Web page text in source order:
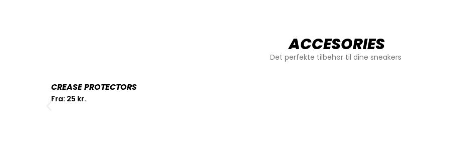
ACCESORIES
Det perfekte tilbehør til dine sneakers
CREASE PROTECTORS
Fra: 25 kr.